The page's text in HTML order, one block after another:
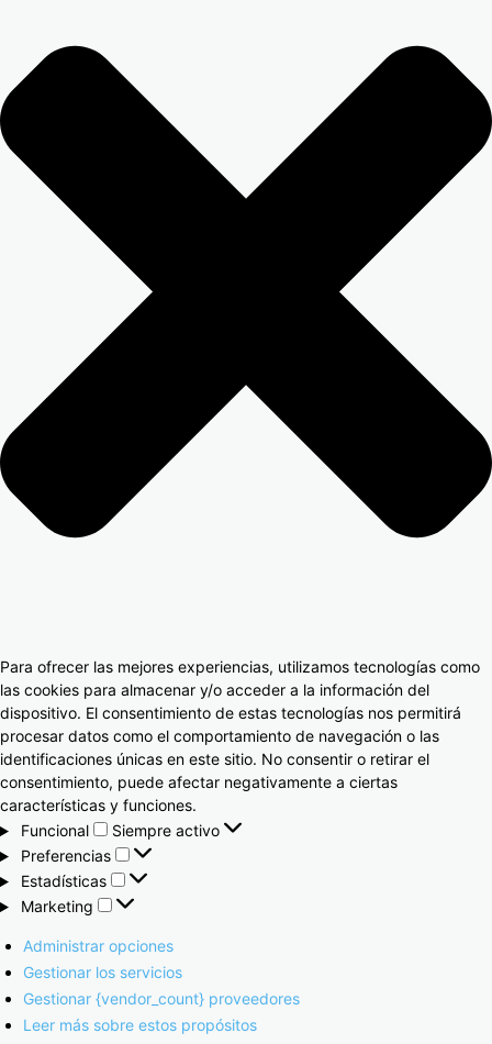
Para ofrecer las mejores experiencias, utilizamos tecnologías como
las cookies para almacenar y/o acceder a la información del
dispositivo. El consentimiento de estas tecnologías nos permitirá
procesar datos como el comportamiento de navegación o las
identificaciones únicas en este sitio. No consentir o retirar el
consentimiento, puede afectar negativamente a ciertas
características y funciones.
Funcional
Siempre activo
Preferencias
Estadísticas
Marketing
Administrar opciones
Gestionar los servicios
Gestionar {vendor_count} proveedores
Leer más sobre estos propósitos